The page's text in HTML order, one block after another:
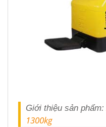
Giới thiệu sản phẩm:
1300kg